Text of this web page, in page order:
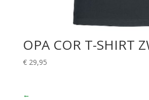
OPA COR T-SHIRT
€29,95
←